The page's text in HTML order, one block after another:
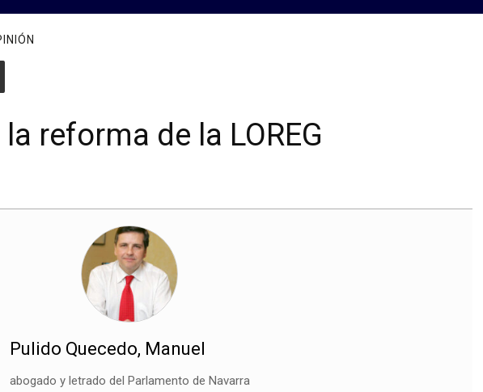
reforma de la LOREG
Pulido Quecedo, Manuel
abogado y letrado del Parlamento de Navarra